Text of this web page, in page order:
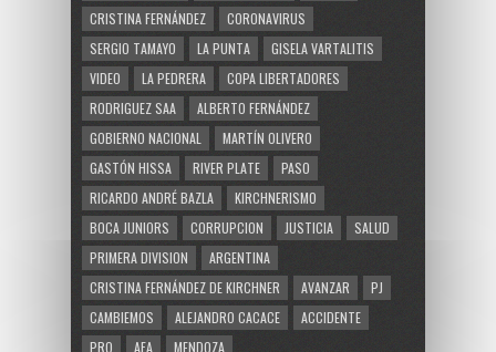
CRISTINA FERNÁNDEZ
CORONAVIRUS
SERGIO TAMAYO
LA PUNTA
GISELA VARTALITIS
VIDEO
LA PEDRERA
COPA LIBERTADORES
RODRIGUEZ SAA
ALBERTO FERNÁNDEZ
GOBIERNO NACIONAL
MARTÍN OLIVERO
GASTÓN HISSA
RIVER PLATE
PASO
RICARDO ANDRÉ BAZLA
KIRCHNERISMO
BOCA JUNIORS
CORRUPCION JUSTICIA
SALUD
PRIMERA DIVISION
ARGENTINA
CRISTINA FERNÁNDEZ DE KIRCHNER
AVANZAR
PJ
CAMBIEMOS
ALEJANDRO CACACE
ACCIDENTE
PRO
AFA MENDOZA